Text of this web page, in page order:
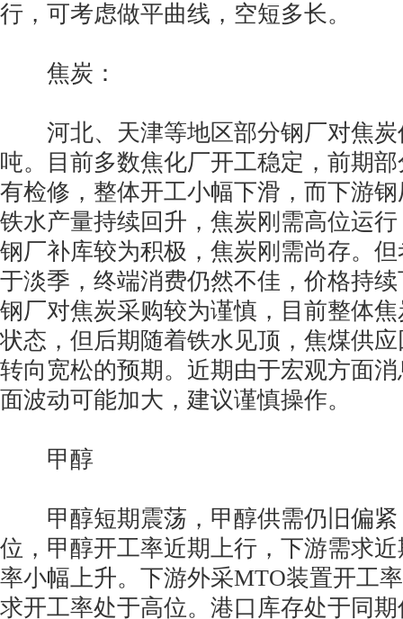
行，可考虑做平曲线，空短多长。
焦炭：
河北、天津等地区部分钢厂对焦炭
吨。目前多数焦化厂开工稳定，前期
有检修，整体开工小幅下滑，而下游
铁水产量持续回升，焦炭刚需高位运
钢厂补库较为积极，焦炭刚需尚存。
于淡季，终端消费仍然不佳，价格持
钢厂对焦炭采购较为谨慎，目前整体
状态，但后期随着铁水见顶，焦煤供
转向宽松的预期。近期由于宏观方面
面波动可能加大，建议谨慎操作。
甲醇
甲醇短期震荡，甲醇供需仍旧偏紧
位，甲醇开工率近期上行，下游需求
率小幅上升。下游外采MTO装置开工
求开工率处于高位。港口库存处于同